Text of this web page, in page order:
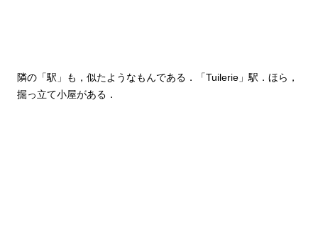
隣の「駅」も，似たようなもんである．「Tuilerie」駅．ほら，
掘っ立て小屋がある．